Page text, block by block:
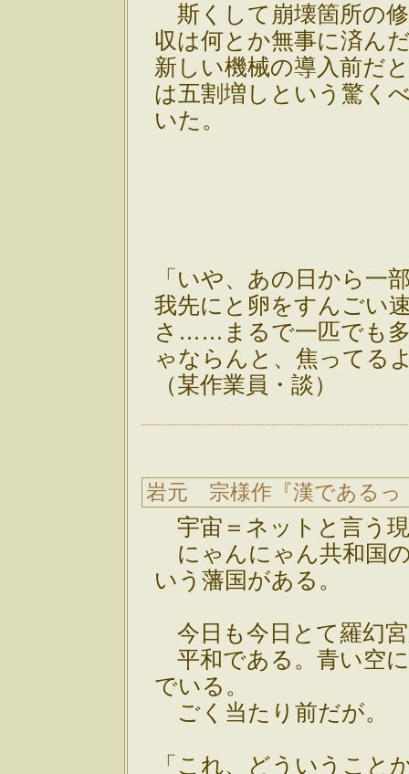
斯くして崩壊箇所の
収は何とか無事に済ん
新しい機械の導入前だ
は五割増しという驚く
いた。
「いや、あの日から一
我先にと卵をすんごい
さ……まるで一匹でも
ゃならんと、焦ってる
（某作業員・談）
岩元 宗様作『漢であるっ
宇宙＝ネットと言う
にゃんにゃん共和国
いう藩国がある。
今日も今日とて羅幻
平和である。青い空
でいる。
ごく当たり前だが。
「これ、どういうこと